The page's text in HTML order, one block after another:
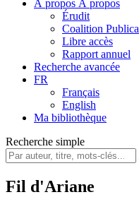
À propos À propos
Érudit
Coalition Publica
Libre accès
Rapport annuel
Recherche avancée
FR
Français
English
Ma bibliothèque
Recherche simple
Fil d'Ariane